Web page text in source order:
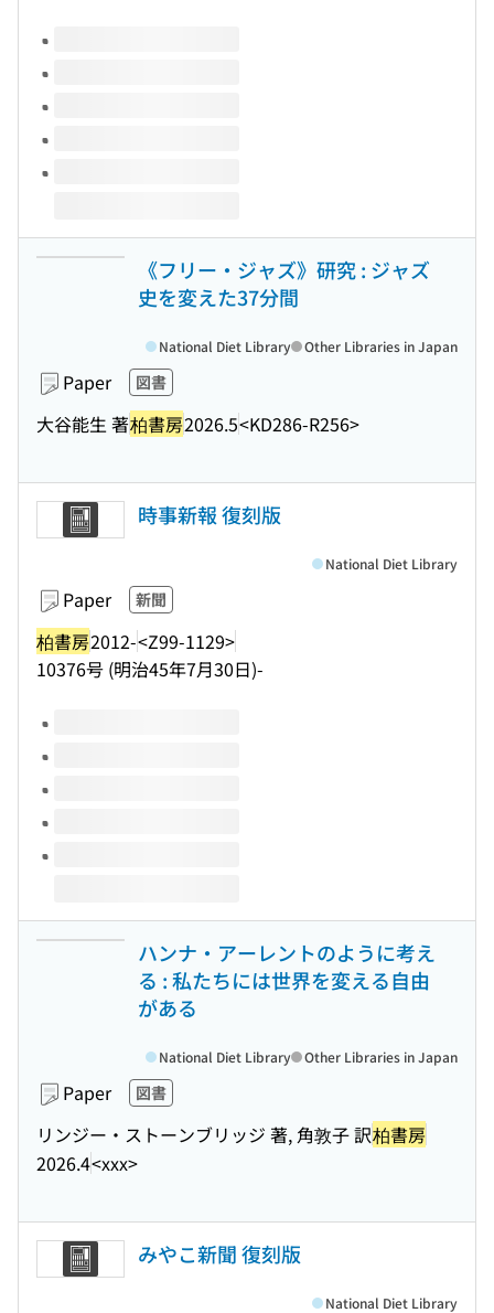
Volumes of this title
《フリー・ジャズ》研究 : ジャズ
史を変えた37分間
Paper 図書
大谷能生 著柏書房2026.5<KD286-R256>
National Diet Library Other Libraries in Japan
時事新報 復刻版
Paper 新聞
柏書房2012-<Z99-1129>
10376号 (明治45年7月30日)-
National Diet Library
Volumes of this title
ハンナ・アーレントのように考え
る : 私たちには世界を変える自由
がある
Paper 図書
リンジー・ストーンブリッジ 著, 角敦子 訳柏書房
2026.4<xxx>
National Diet Library Other Libraries in Japan
みやこ新聞 復刻版
National Diet Library